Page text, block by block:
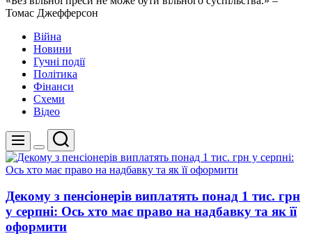
Томас Джефферсон
Війна
Новини
Гучні події
Політика
Фінанси
Схеми
Відео
Меню
Перемикач
кольорового
режиму
Пошук
Декому з пенсіонерів виплатять понад 1 тис. грн
у серпні: Ось хто має право на надбавку та як її
оформити